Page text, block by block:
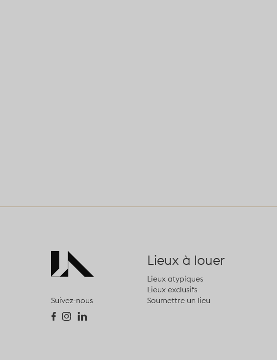
Suivez-nous
Lieux à louer
Lieux atypiques
Lieux exclusifs
Soumettre un lieu